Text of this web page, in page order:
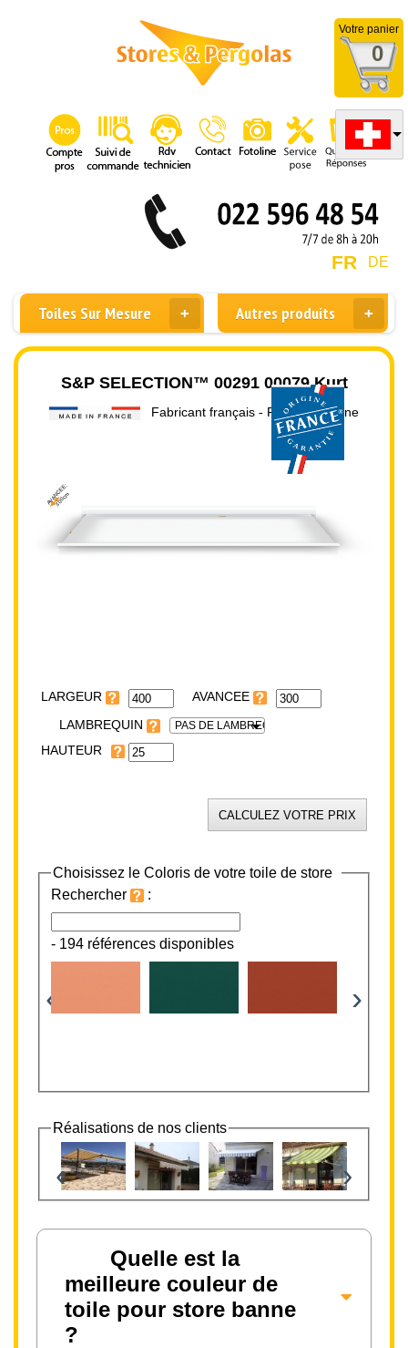
Votre panier
0
DE
FR
Toiles Sur Mesure Autres produits
S&P SELECTION™ 00291 00079 Kurt
Fabricant français - Prix direct usine
AVANCEE:
300cm
LARGEUR
LAMBREQUIN
PAS DE LAMBREQUIN
HAUTEUR
Choisissez le Coloris de votre toile de store
Rechercher
:
- 194 références disponibles
‹ ›
Réalisations de nos clients
‹ ›
Quelle est la
meilleure couleur de
toile pour store banne
?